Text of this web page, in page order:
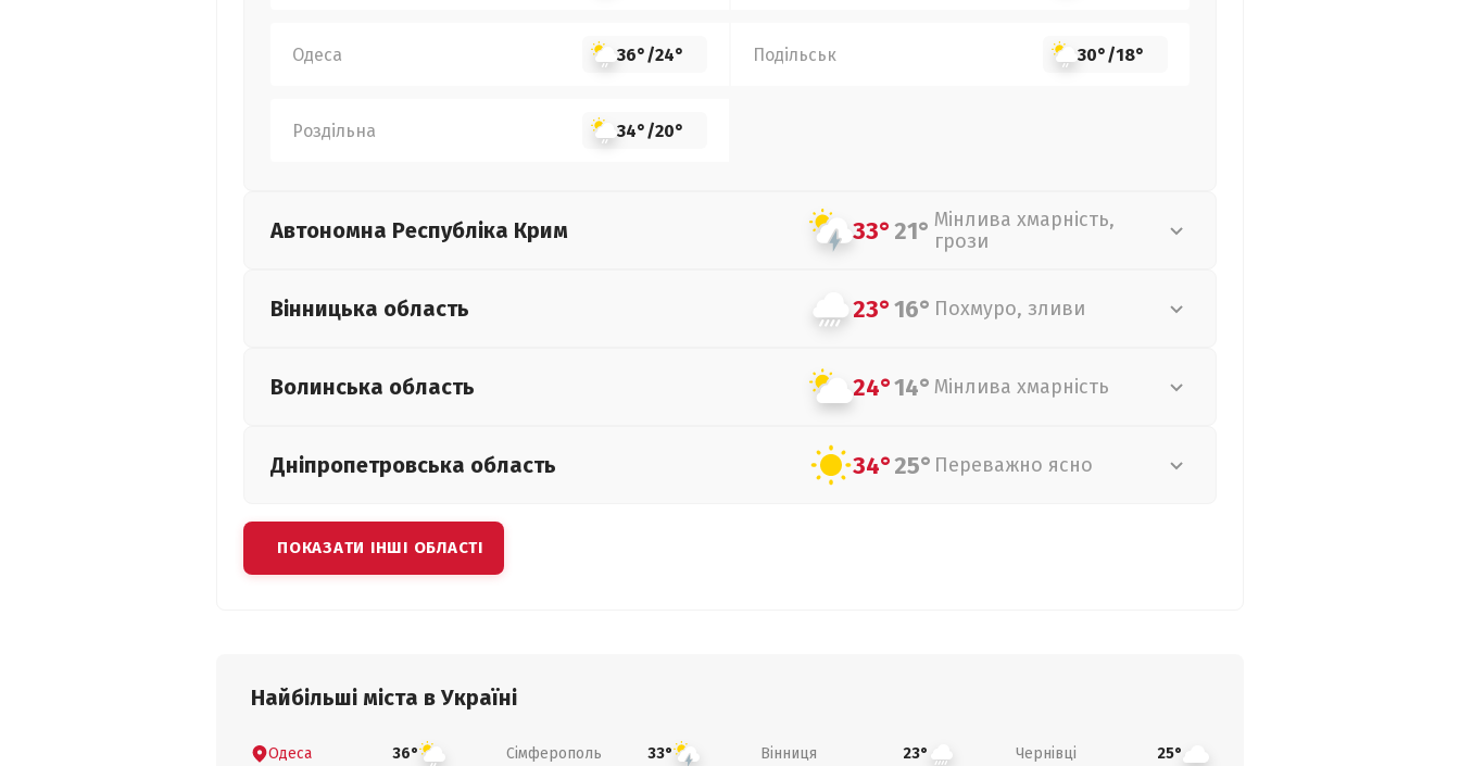
Одеса 36°/24° Подільськ 30°/18°
Роздільна 34°/20°
Автономна Республіка Крим 33°21° Мінлива хмарність,
грози
Вінницька область 23°16° Похмуро, зливи
Волинська область 24°14° Мінлива хмарність
Дніпропетровська область 34°25° Переважно ясно
ПОКАЗАТИ ІНШІ ОБЛАСТІ
Найбільші міста в Україні
Одеса 36° Сімферополь 33° Вінниця 23° Чернівці 25°